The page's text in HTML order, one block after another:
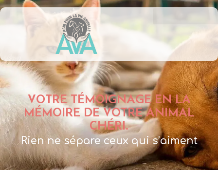
VOTRE TÉMOIGNAGE EN LA
MÉMOIRE DE VOTRE ANIMAL
CHÉRI.
Rien ne sépare ceux qui s’aiment